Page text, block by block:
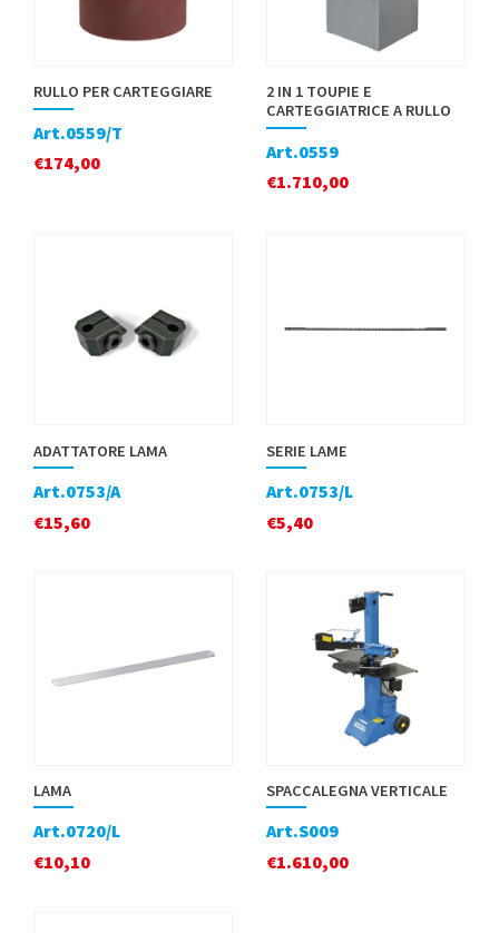
RULLO PER CARTEGGIARE
Art.0559/T
€174,00
2 IN 1 TOUPIE E
CARTEGGIATRICE A RULLO
Art.0559
€1.710,00
ADATTATORE LAMA
Art.0753/A
€15,60
SERIE LAME
Art.0753/L
€5,40
LAMA
Art.0720/L
€10,10
SPACCALEGNA VERTICALE
Art.S009
€1.610,00